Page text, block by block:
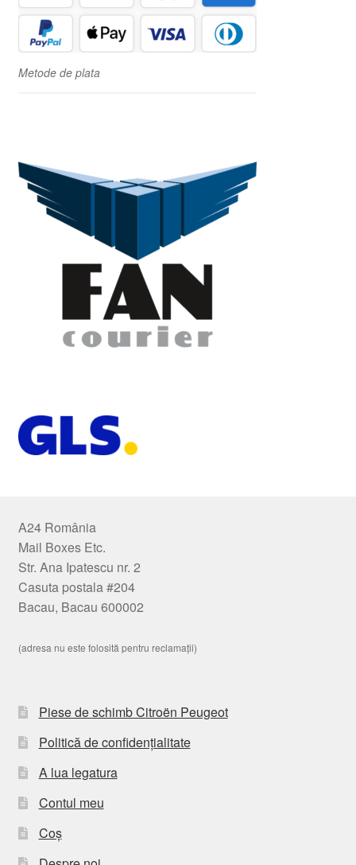
Metode de plata
A24 România
Mail Boxes Etc.
Str. Ana Ipatescu nr. 2
Casuta postala #204
Bacau, Bacau 600002
(adresa nu este folosită pentru reclamații)
Piese de schimb Citroën Peugeot
Politică de confidențialitate
A lua legatura
Contul meu
Coș